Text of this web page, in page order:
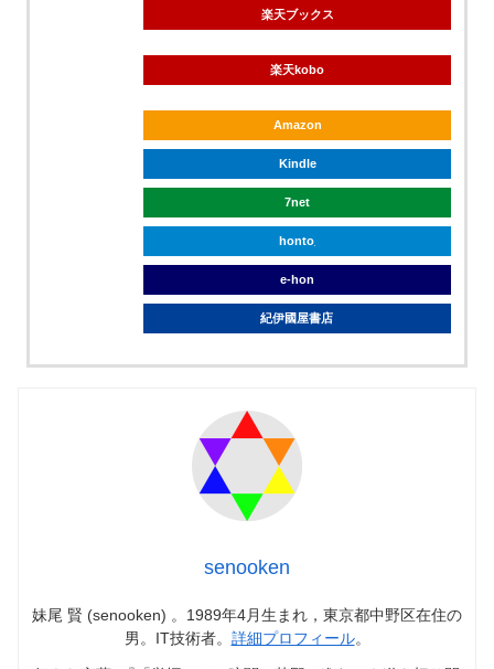
楽天ブックス
楽天kobo
Amazon
Kindle
7net
honto
e-hon
紀伊國屋書店
senooken
妹尾 賢 (senooken) 。1989年4月生まれ，東京都中野区在住の
男。IT技術者。 詳細プロフィール。